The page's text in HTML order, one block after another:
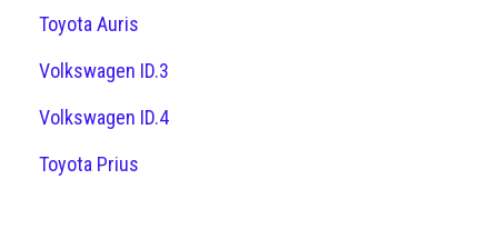
Toyota Auris
Volkswagen ID.3
Volkswagen ID.4
Toyota Prius